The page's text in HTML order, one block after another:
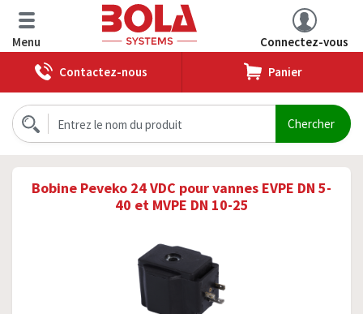
Menu
Connectez-vous
Contactez-nous
Panier
Bobine Peveko 24 VDC pour vannes EVPE DN 5-
40 et MVPE DN 10-25